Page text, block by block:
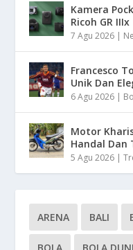
Kamera
Ricoh GR IIIx
7 Agu 2026 |
Francesco
Unik Dan
6 Agu 2026 |
Motor
Handal Dan
5 Agu 2026 |
ARENA BALI
BOLA BOLA